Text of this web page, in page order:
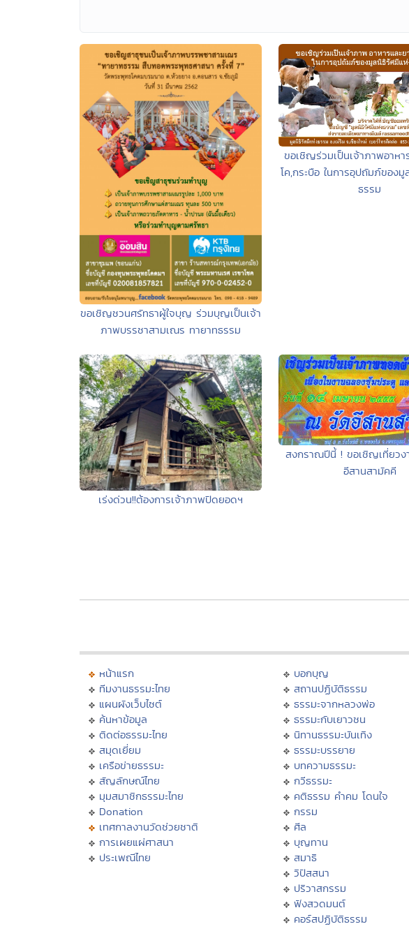
ขอเชิญชวนศรัทธาผู้ใจบุญ ร่วมบุญเป็นเจ้า
ภาพบรรชาสามเณร ทายาทธรรม
ขอเชิญร่วมเป็นเจ้าภาพอาหา
โค,กระบือ ในการอุปถัมภ์ของ
ธรรม
เร่งด่วน!!ต้องการเจ้าภาพปิดยอดฯ
สงกราณปีนี้ ! ขอเชิญเที่ยวง
อีสานสามัคคี
หน้าแรก
ทีมงานธรรมะไทย
แผนผังเว็บไซต์
ค้นหาข้อมูล
ติดต่อธรรมะไทย
สมุดเยี่ยม
เครือข่ายธรรมะ
สัญลักษณ์ไทย
มุมสมาชิกธรรมะไทย
Donation
เทศกาลงานวัดช่วยชาติ
การเผยแผ่ศาสนา
ประเพณีไทย
บอกบุญ
สถานปฏิบัติธรรม
ธรรมะจากหลวงพ่อ
ธรรมะกับเยาวชน
นิทานธรรมะบันเทิง
ธรรมะบรรยาย
บทความธรรมะ
กวีธรรมะ
คติธรรม คำคม โดนใจ
กรรม
ศีล
บุญทาน
สมาธิ
วิปัสสนา
ปริวาสกรรม
ฟังสวดมนต์
คอร์สปฏิบัติธรรม